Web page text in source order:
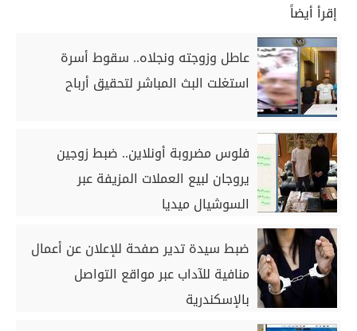
إقرأ أيضاً
عاطل وزوجته ونجلاه.. سقوط أسرة
استغلت البث المباشر لتحقيق أرباح
فلوس مضروبة أونلاين.. ضبط زوجين
يروجان لبيع العملات المزيفة عبر
السوشيال ميديا
ضبط سيدة تدير صفحة للإعلان عن أعمال
منافية للآداب عبر مواقع التواصل
بالإسكندرية